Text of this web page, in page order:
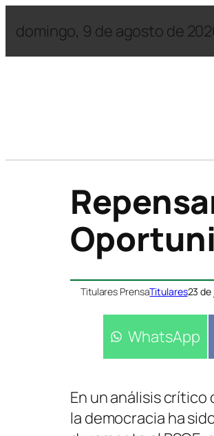
domingo, 9 de agosto de
Titulares PrensaTitulares23 de
Compartir
WhatsApp
En un análisis
la democracia ha